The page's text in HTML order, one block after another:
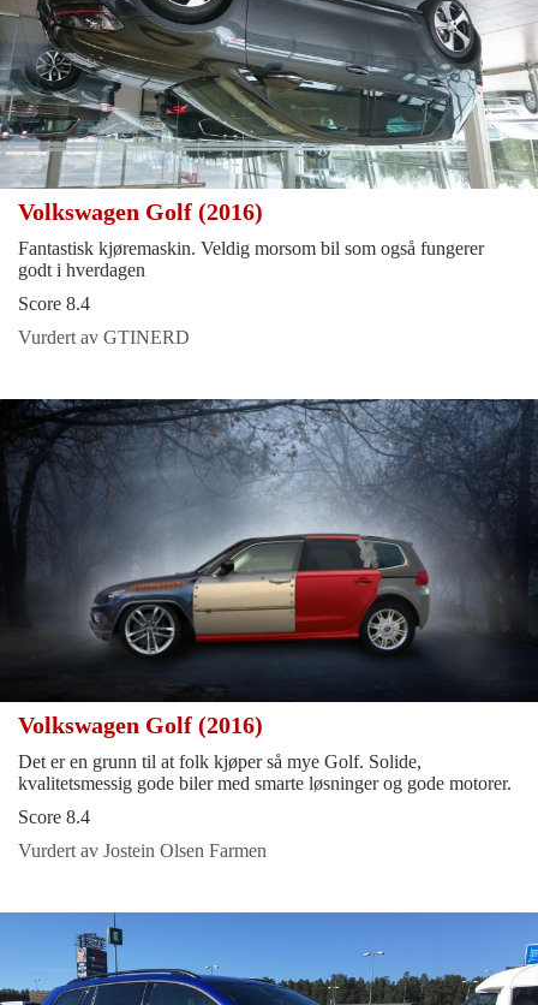
Volkswagen Golf (2016)
Fantastisk kjøremaskin. Veldig morsom bil som også fungerer
godt i hverdagen
Score 8.4
Vurdert av GTINERD
Volkswagen Golf (2016)
Det er en grunn til at folk kjøper så mye Golf. Solide,
kvalitetsmessig gode biler med smarte løsninger og gode motorer.
Score 8.4
Vurdert av Jostein Olsen Farmen